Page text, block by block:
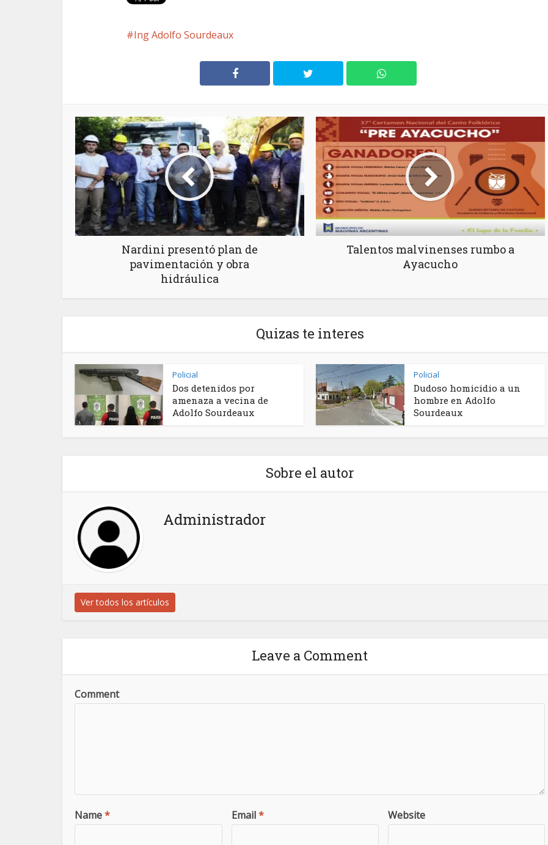
Ing Adolfo Sourdeaux
Nardini presentó plan de
pavimentación y obra
hidráulica
Talentos malvinenses rumbo a
Ayacucho
Quizas te interes
Policial
Dos detenidos por
amenaza a vecina de
Adolfo Sourdeaux
Policial
Dudoso homicidio a un
hombre en Adolfo
Sourdeaux
Sobre el autor
Administrador
Ver todos los artículos
Leave a Comment
Comment
Name* Email* Website